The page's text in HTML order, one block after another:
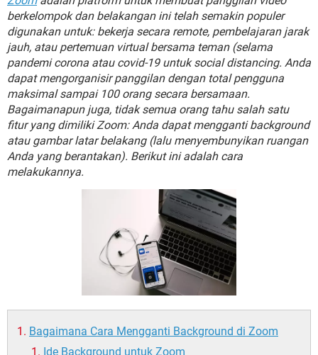
Reset Akun Facebook yang di-Hack
Front Office dan Back Office OOP - Data Enkapsulasi
Jenis-jenis Network atau Jaringan
berkelompok dan belakangan ini telah semakin populer
digunakan untuk: bekerja secara remote, pembelajaran jarak
jauh, atau pertemuan virtual bersama teman (selama
pandemi corona atau covid-19 untuk social distancing. Anda
dapat mengorganisir panggilan dengan total pengguna
maksimal sampai 100 orang secara bersamaan.
Bagaimanapun juga, tidak semua orang tahu salah satu
fitur yang dimiliki Zoom: Anda dapat mengganti background
atau gambar latar belakang (lalu menyembunyikan ruangan
Anda yang berantakan). Berikut ini adalah cara
melakukannya.
Bagaimana Cara Mengganti Background di Zoom
Ide Background untuk Zoom